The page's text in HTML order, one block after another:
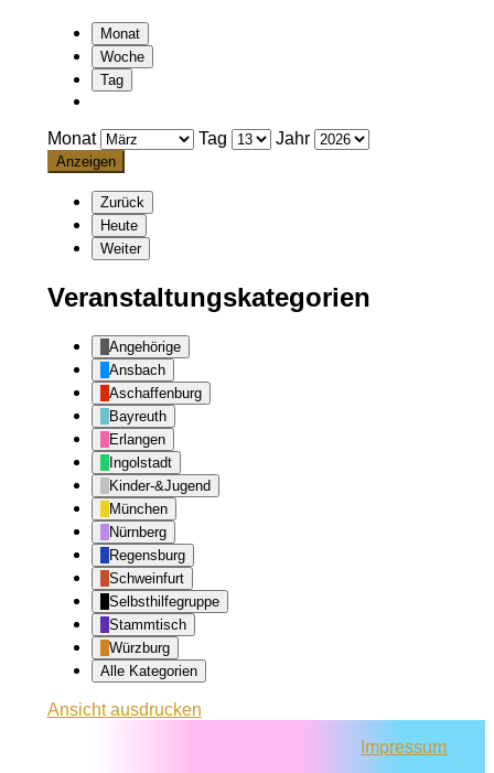
Monat
Woche
Tag
Monat Tag Jahr
Zurück
Heute
Weiter
Veranstaltungskategorien
Angehörige
Ansbach
Aschaffenburg
Bayreuth
Erlangen
Ingolstadt
Kinder-&Jugend
München
Nürnberg
Regensburg
Schweinfurt
Selbsthilfegruppe
Stammtisch
Würzburg
Alle Kategorien
Ansichtausdrucken
Impressum